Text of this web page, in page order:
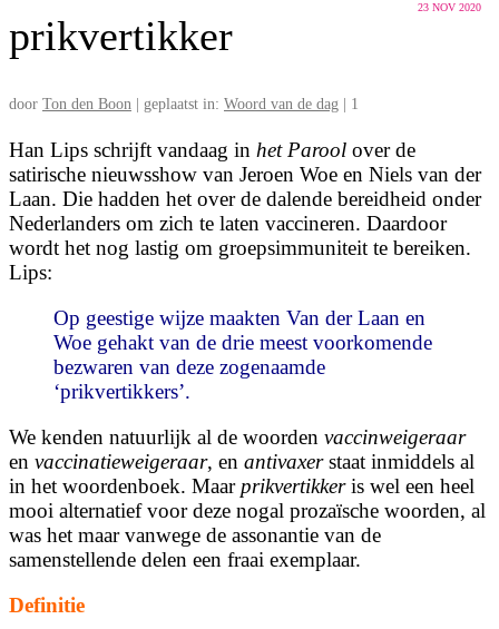
23 NOV 2020
prikvertikker
door Ton den Boon geplaatst in: Woord van de dag 1
Han Lips schrijft vandaag in het Parool over de
satirische nieuwsshow van Jeroen Woe en Niels van der
Laan. Die hadden het over de dalende bereidheid onder
Nederlanders om zich te laten vaccineren. Daardoor
wordt het nog lastig om groepsimmuniteit te bereiken.
Lips:
Op geestige wijze maakten Van der Laan en
Woe gehakt van de drie meest voorkomende
bezwaren van deze zogenaamde
‘prikvertikkers’.
We kenden natuurlijk al de woorden vaccinweigeraar
en vaccinatieweigeraar, en antivaxerstaat inmiddels al
in het woordenboek. Maar prikvertikkeris wel een heel
mooi alternatief voor deze nogal prozaïsche woorden, al
was het maar vanwege de assonantie van de
samenstellende delen een fraai exemplaar.
Definitie